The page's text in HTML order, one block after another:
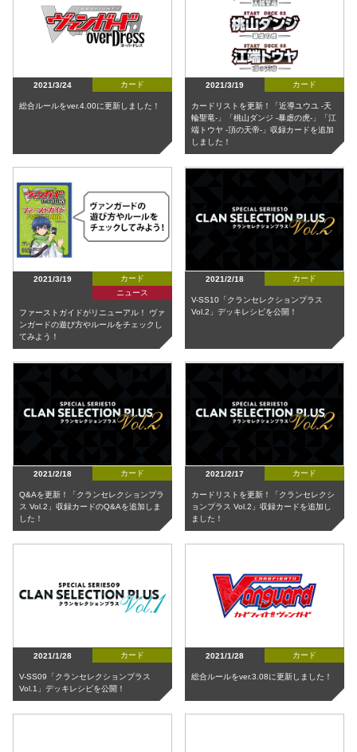
2021/3/24 カード
総合ルールをver.4.00に更新しました！
2021/3/19 カード
カードリストを更新！「近導ユウユ -天
輪聖竜-」「桃山ダンジ -暴虐の虎-」「江
端トウヤ -頂の天帝-」収録カードを追加
しました！
2021/3/19
カード
ニュース
ファーストガイドがリニューアル！ ヴァ
ンガードの遊び方やルールをチェックし
てみよう！
2021/2/18 カード
V-SS10「クランセレクションプラス
Vol.2」デッキレシピを公開！
2021/2/18 カード
Q&Aを更新！「クランセレクションプラ
ス Vol.2」収録カードのQ&Aを追加しま
した！
2021/2/17 カード
カードリストを更新！「クランセレクシ
ョンプラス Vol.2」収録カードを追加し
ました！
2021/1/28 カード
V-SS09「クランセレクションプラス
Vol.1」デッキレシピを公開！
2021/1/28 カード
総合ルールをver.3.08に更新しました！